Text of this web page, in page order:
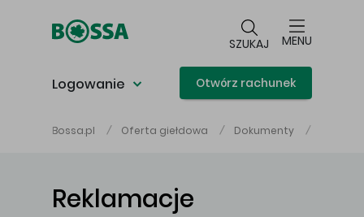
SZUKAJ MENU
Logowanie Otwórz rachunek
Bossa.pl Oferta giełdowa Dokumenty
Reklamacje